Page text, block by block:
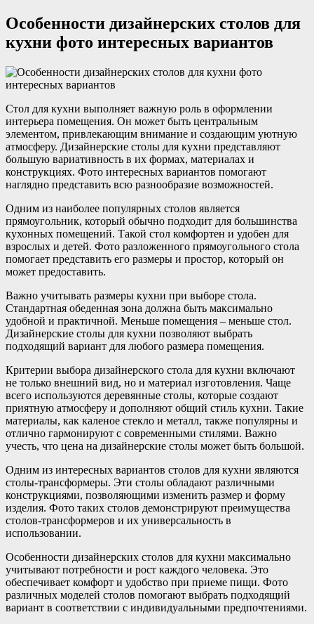
Особенности дизайнерских столов для
кухни фото интересных вариантов
Стол для кухни выполняет важную роль в оформлении
интерьера помещения. Он может быть центральным
элементом, привлекающим внимание и создающим уютную
атмосферу. Дизайнерские столы для кухни представляют
большую вариативность в их формах, материалах и
конструкциях. Фото интересных вариантов помогают
наглядно представить всю разнообразие возможностей.
Одним из наиболее популярных столов является
прямоугольник, который обычно подходит для большинства
кухонных помещений. Такой стол комфортен и удобен для
взрослых и детей. Фото разложенного прямоугольного стола
помогает представить его размеры и простор, который он
может предоставить.
Важно учитывать размеры кухни при выборе стола.
Стандартная обеденная зона должна быть максимально
удобной и практичной. Меньше помещения – меньше стол.
Дизайнерские столы для кухни позволяют выбрать
подходящий вариант для любого размера помещения.
Критерии выбора дизайнерского стола для кухни включают
не только внешний вид, но и материал изготовления. Чаще
всего используются деревянные столы, которые создают
приятную атмосферу и дополняют общий стиль кухни. Такие
материалы, как каленое стекло и металл, также популярны и
отлично гармонируют с современными стилями. Важно
учесть, что цена на дизайнерские столы может быть большой.
Одним из интересных вариантов столов для кухни являются
столы-трансформеры. Эти столы обладают различными
конструкциями, позволяющими изменить размер и форму
изделия. Фото таких столов демонстрируют преимущества
столов-трансформеров и их универсальность в
использовании.
Особенности дизайнерских столов для кухни максимально
учитывают потребности и рост каждого человека. Это
обеспечивает комфорт и удобство при приеме пищи. Фото
различных моделей столов помогают выбрать подходящий
вариант в соответствии с индивидуальными предпочтениями.